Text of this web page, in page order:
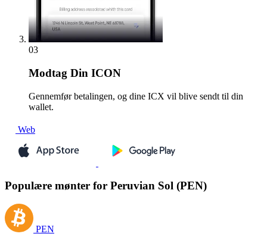
03
Modtag Din ICON
Gennemfør betalingen, og dine ICX vil blive sendt til din
wallet.
Web
Populære mønter for Peruvian Sol (PEN)
PEN